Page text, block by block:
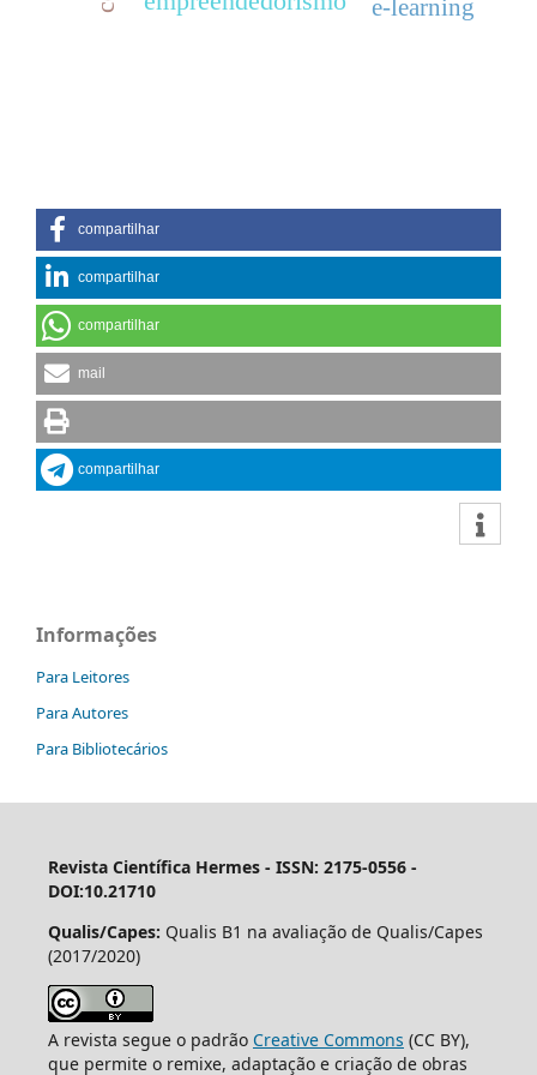
e-learning
compartilhar
compartilhar
compartilhar
mail
compartilhar
Informações
Para Leitores
Para Autores
Para Bibliotecários
Revista Científica Hermes - ISSN: 2175-0556 -
DOI:10.21710
Qualis/Capes: Qualis B1 na avaliação de Qualis/Capes
(2017/2020)
A revista segue o padrão Creative Commons (CC BY),
que permite o remixe, adaptação e criação de obras